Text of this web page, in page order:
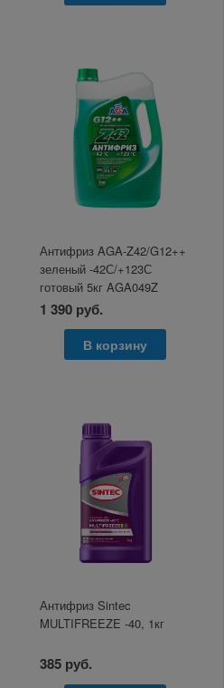
Антифриз AGA-Z42/G12++
зеленый -42С/+123С
готовый 5кг AGA049Z
1 390 руб.
В корзину
Антифриз Sintec
MULTIFREEZE -40, 1кг
385 руб.